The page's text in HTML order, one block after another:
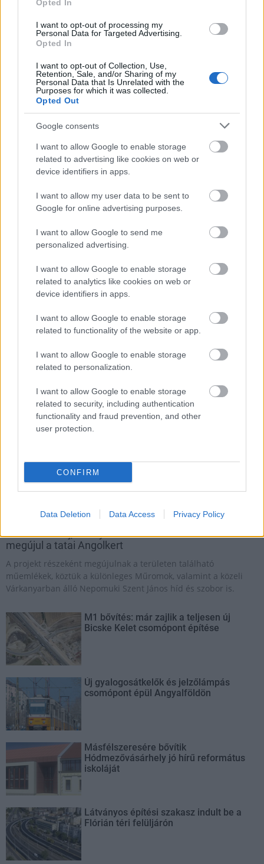
Opted In
I want to opt-out of processing my
Personal Data for Targeted Advertising.
Opted In
I want to opt-out of Collection, Use,
Retention, Sale, and/or Sharing of my
Personal Data that Is Unrelated with the
Purposes for which it was collected.
Opted Out
Google consents
I want to allow Google to enable storage
related to advertising like cookies on web or
device identifiers in apps.
I want to allow my user data to be sent to
Google for online advertising purposes.
I want to allow Google to send me
personalized advertising.
I want to allow Google to enable storage
related to analytics like cookies on web or
device identifiers in apps.
I want to allow Google to enable storage
related to functionality of the website or app.
I want to allow Google to enable storage
related to personalization.
I want to allow Google to enable storage
related to security, including authentication
functionality and fraud prevention, and other
user protection.
CONFIRM
Data Deletion Data Access Privacy Policy
Amire többmillióan vártunk: szombattól másodfokúra
Helyi hírek
MAGYAR ÉPÍTŐK
műemlékfelújítás műemlék restaurálás
Történelmi táj, amelynek minden köve mesél –
megújul a tatai Angolkert
A projekt részeként megújulnak a területen található
műemlékek, köztük a különleges Műromok, valamint a közeli
Várkanyarban álló Nepomuki Szent János híd és szobor is.
M1 bővítés: már zajlik a teljesen új
Bicske Kelet csomópont építése
Új gyalogosátkelők és jelzőlámpás
csomópont épül Angyalföldön
Másfélszeresére bővítik
Hódmezővásárhely jó hírű református
iskoláját
Látványos építési szakasz indult be a
Flórián téri felüljárón